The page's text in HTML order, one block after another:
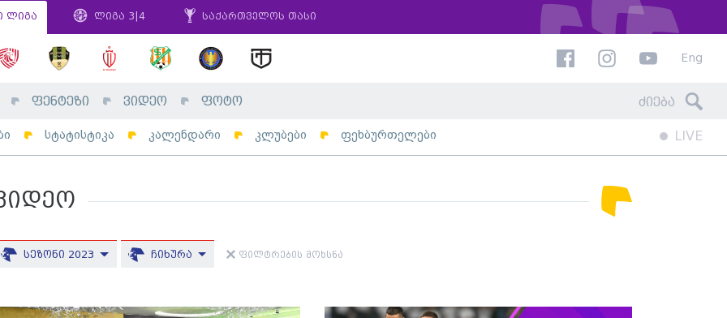
ლიგა ლიგა 3|4 საქართველოს თასი
Eng
ფენტეზი ვიდეო ფოტო
სტატისტიკა კალენდარი კლუბები ფეხბურთელები LIVE
სეზონი 2023 ჩიხურა ფილტრების მოხსნა